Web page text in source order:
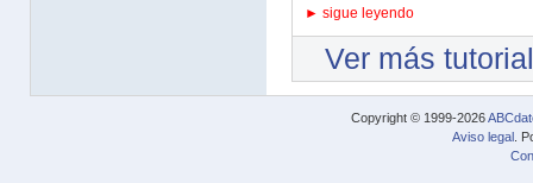
► sigue leyendo
Ver más
Copyright © 1999-2026
Aviso legal .